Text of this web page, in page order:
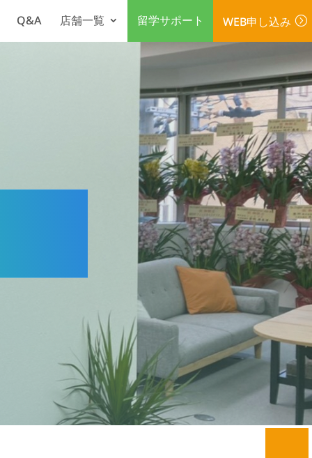
Q&A 店舗一覧 留学サポート WEB申し込み =